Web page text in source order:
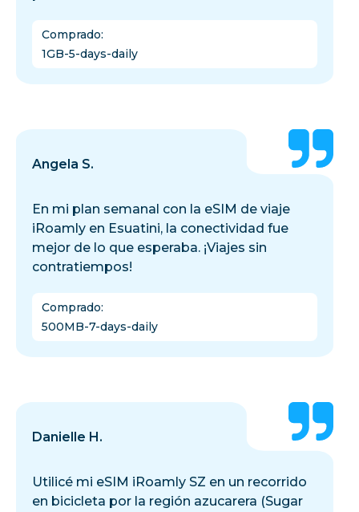
Comprado:
1GB-5-days-daily
Angela S.
En mi plan semanal con la eSIM de viaje
iRoamly en Esuatini, la conectividad fue
mejor de lo que esperaba. ¡Viajes sin
contratiempos!
Comprado:
500MB-7-days-daily
Danielle H.
Utilicé mi eSIM iRoamly SZ en un recorrido
en bicicleta por la región azucarera (Sugar